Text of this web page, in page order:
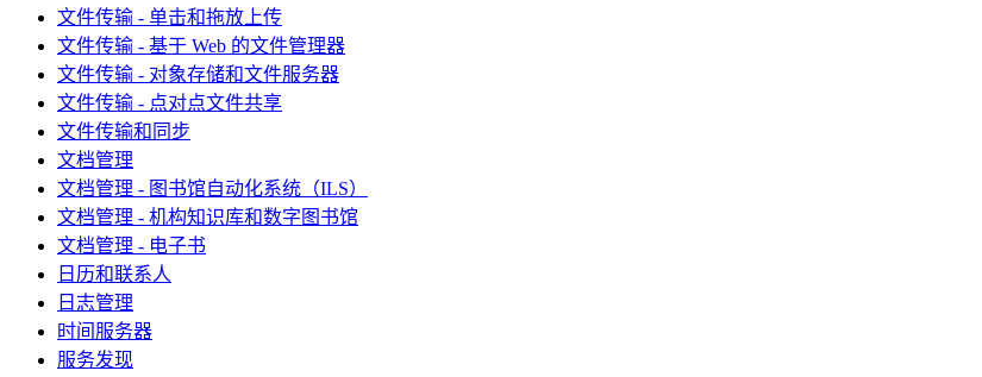
文件传输 - 单击和拖放上传
文件传输 - 基于 Web 的文件管理器
文件传输 - 对象存储和文件服务器
文件传输 - 点对点文件共享
文件传输和同步
文档管理
文档管理 - 图书馆自动化系统（ILS）
文档管理 - 机构知识库和数字图书馆
文档管理 - 电子书
日历和联系人
日志管理
时间服务器
服务发现